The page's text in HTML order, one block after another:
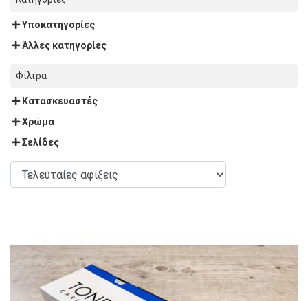
Υποκατηγορίες
Άλλες κατηγορίες
Φίλτρα
Κατασκευαστές
Χρώμα
Σελίδες